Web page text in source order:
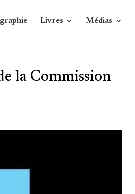
Livres Médias
la Commission